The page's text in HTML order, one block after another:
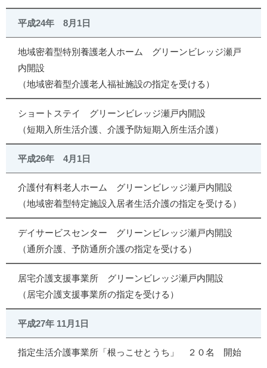
平成24年 8月1日
地域密着型特別養護老人ホーム グリーンビレッジ瀬戸
内開設
（地域密着型介護老人福祉施設の指定を受ける）
ショートステイ グリーンビレッジ瀬戸内開設
（短期入所生活介護、介護予防短期入所生活介護）
平成26年 4月1日
介護付有料老人ホーム グリーンビレッジ瀬戸内開設
（地域密着型特定施設入居者生活介護の指定を受ける）
デイサービスセンター グリーンビレッジ瀬戸内開設
（通所介護、予防通所介護の指定を受ける）
居宅介護支援事業所 グリーンビレッジ瀬戸内開設
（居宅介護支援事業所の指定を受ける）
平成27年 11月1日
指定生活介護事業所「根っこせとうち」 ２０名 開始